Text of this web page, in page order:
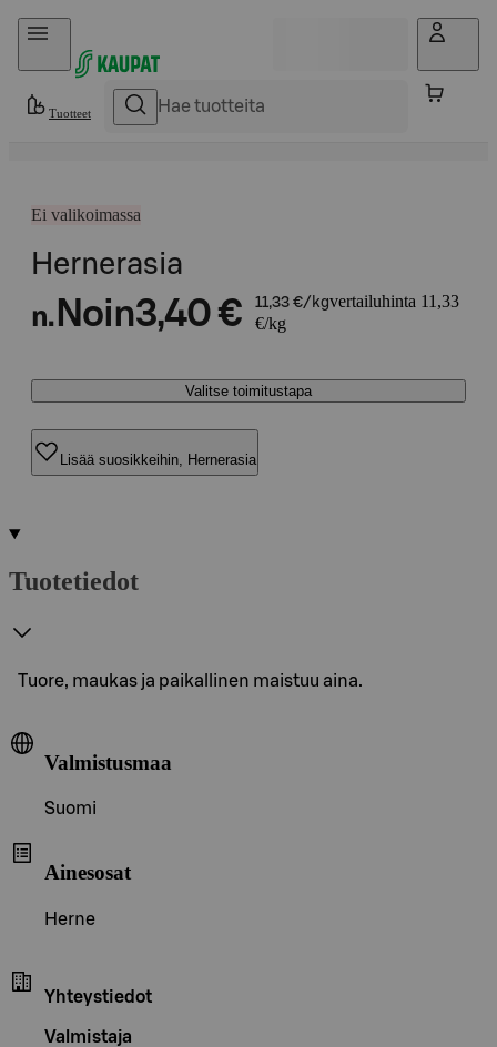
Hyppää sisältöön
Tuotteet
Ei valikoimassa
Hernerasia
n. Noin3,40 € 11,33 €/kgvertailuhinta 11,33
€/kg
Valitse toimitustapa
Lisää suosikkeihin, Hernerasia
Tuotetiedot
Tuore, maukas ja paikallinen maistuu aina.
Valmistusmaa
Suomi
Ainesosat
Herne
Yhteystiedot
Valmistaja